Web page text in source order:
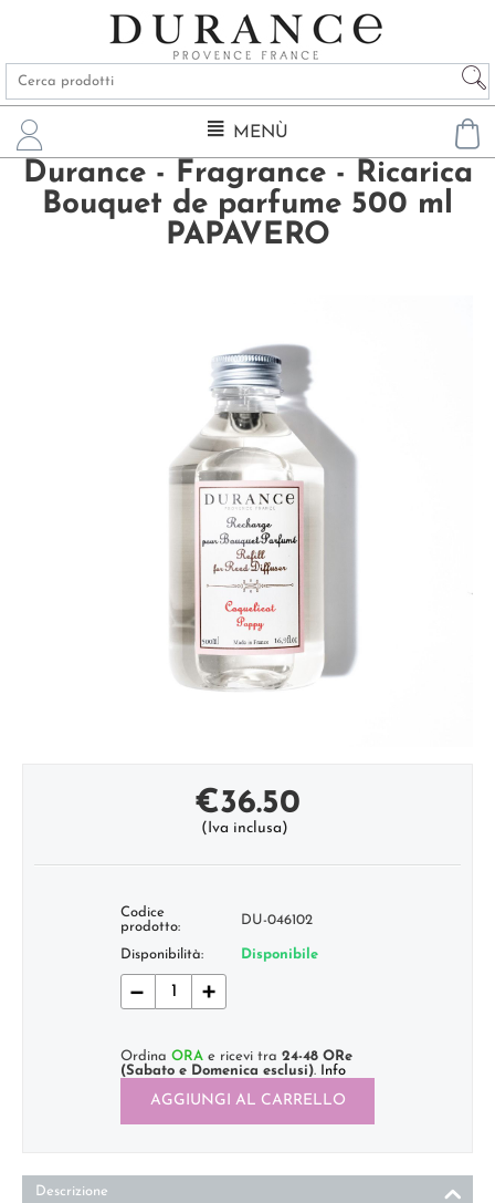
MENÙ
Durance - Fragrance - Ricarica
Bouquet de parfume 500 ml
PAPAVERO
€36.50
(Iva inclusa)
Codice
prodotto:
DU-046102
Disponibilità: Disponibile
+
−
Ordina ORA e ricevi tra 24-48 ORe
(Sabato e Domenica esclusi). Info
AGGIUNGI AL CARRELLO
Descrizione